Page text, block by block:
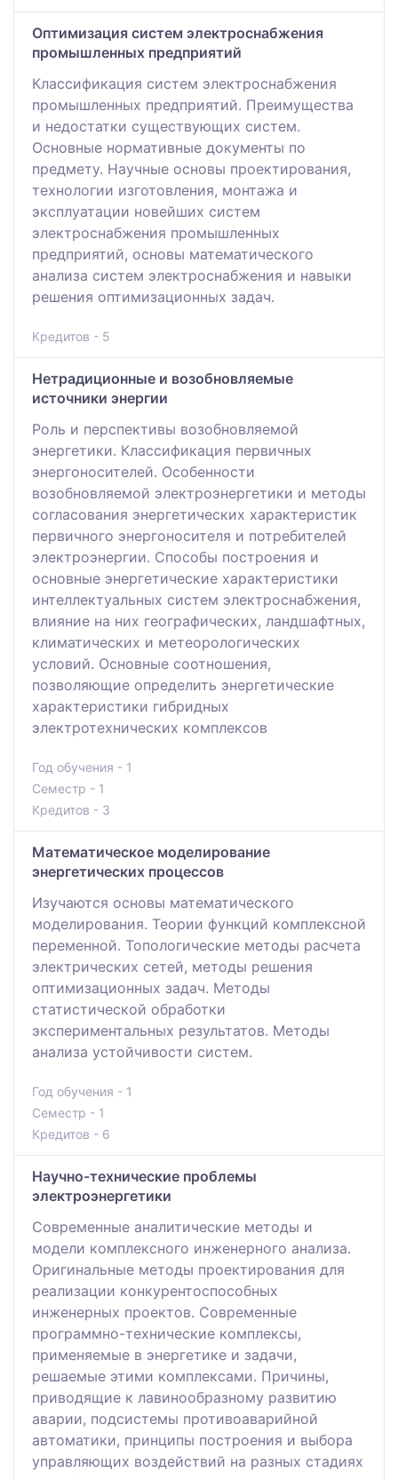
Оптимизация систем электроснабжения
промышленных предприятий
Классификация систем электроснабжения
промышленных предприятий. Преимущества
и недостатки существующих систем.
Основные нормативные документы по
предмету. Научные основы проектирования,
технологии изготовления, монтажа и
эксплуатации новейших систем
электроснабжения промышленных
предприятий, основы математического
анализа систем электроснабжения и навыки
решения оптимизационных задач.
Кредитов - 5
Нетрадиционные и возобновляемые
источники энергии
Роль и перспективы возобновляемой
энергетики. Классификация первичных
энергоносителей. Особенности
возобновляемой электроэнергетики и методы
согласования энергетических характеристик
первичного энергоносителя и потребителей
электроэнергии. Способы построения и
основные энергетические характеристики
интеллектуальных систем электроснабжения,
влияние на них географических, ландшафтных,
климатических и метеорологических
условий. Основные соотношения,
позволяющие определить энергетические
характеристики гибридных
электротехнических комплексов
Год обучения - 1
Семестр - 1
Кредитов - 3
Математическое моделирование
энергетических процессов
Изучаются основы математического
моделирования. Теории функций комплексной
переменной. Топологические методы расчета
электрических сетей, методы решения
оптимизационных задач. Методы
статистической обработки
экспериментальных результатов. Методы
анализа устойчивости систем.
Год обучения - 1
Семестр - 1
Кредитов - 6
Научно-технические проблемы
электроэнергетики
Современные аналитические методы и
модели комплексного инженерного анализа.
Оригинальные методы проектирования для
реализации конкурентоспособных
инженерных проектов. Современные
программно-технические комплексы,
применяемые в энергетике и задачи,
решаемые этими комплексами. Причины,
приводящие к лавинообразному развитию
аварии, подсистемы противоаварийной
автоматики, принципы построения и выбора
управляющих воздействий на разных стадиях